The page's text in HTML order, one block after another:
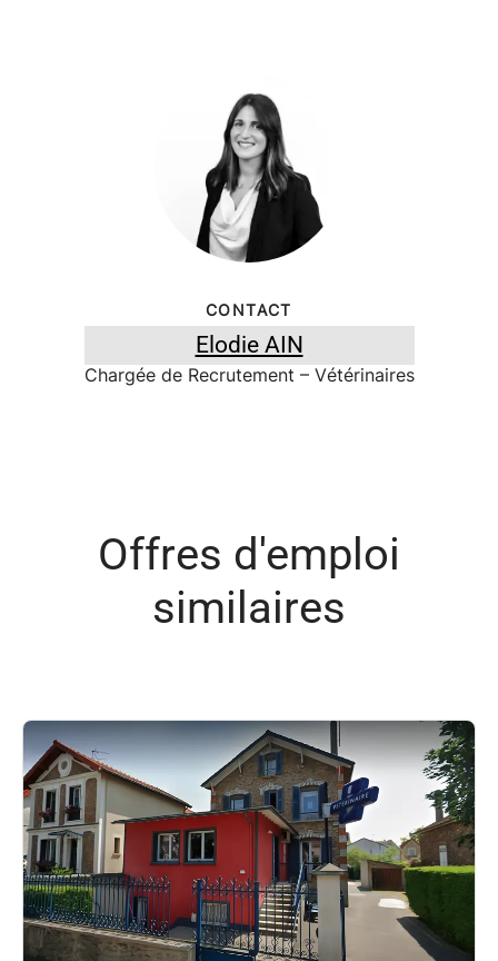
CONTACT
Elodie AIN
Chargée de Recrutement – Vétérinaires
Offres d'emploi
similaires